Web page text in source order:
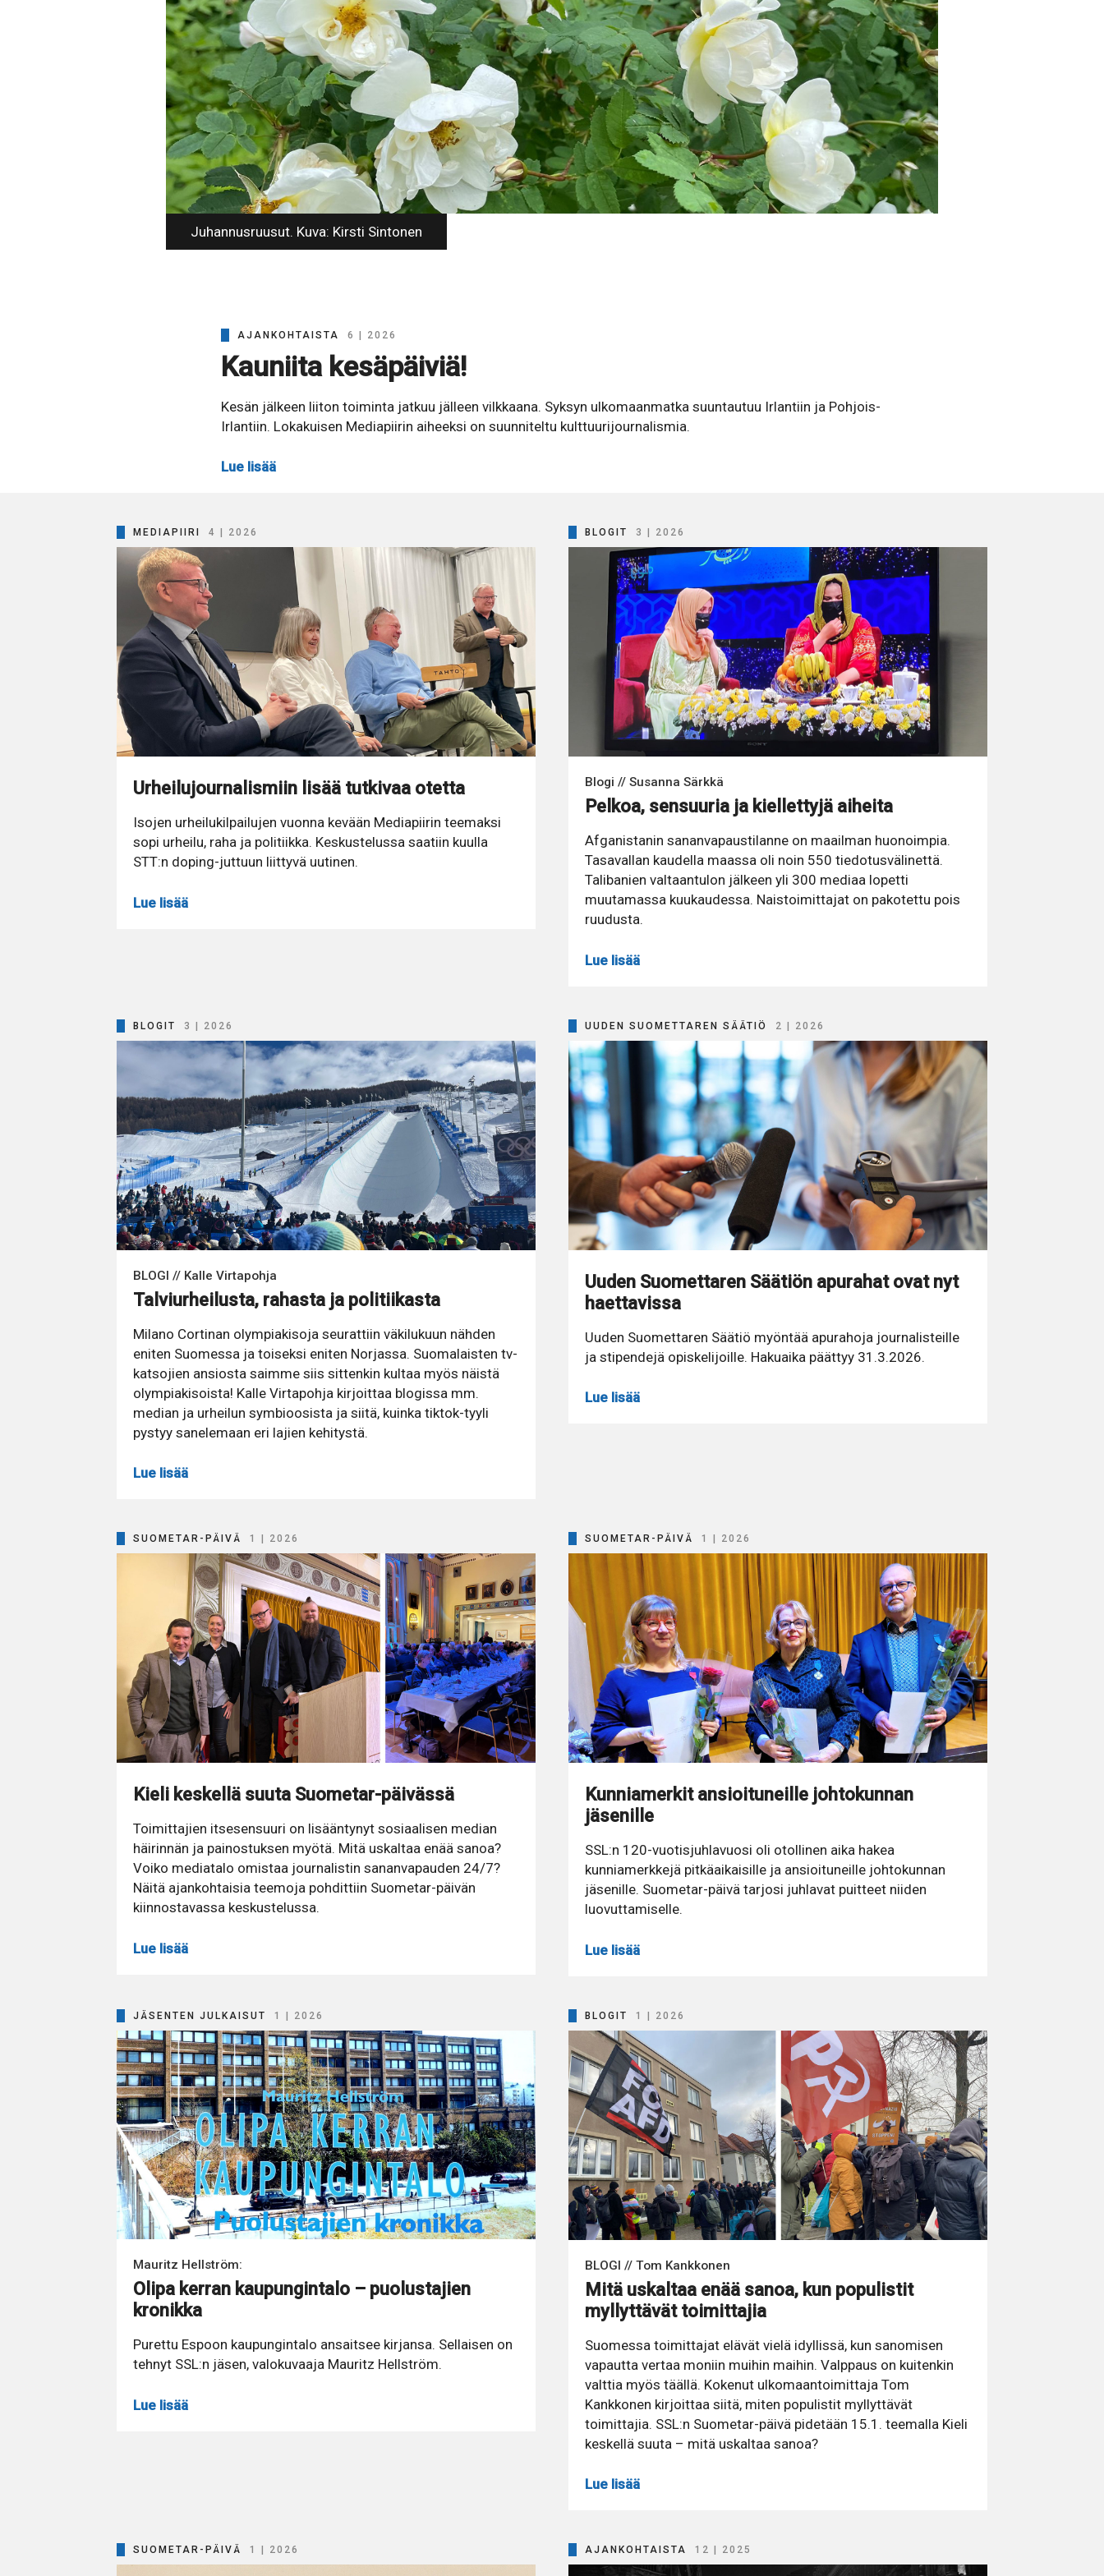
Juhannusruusut. Kuva: Kirsti Sintonen
AJANKOHTAISTA 6 | 2026
Kauniita kesäpäiviä!
Kesän jälkeen liiton toiminta jatkuu jälleen vilkkaana. Syksyn ulkomaanmatka suuntautuu Irlantiin ja Pohjois-
Irlantiin. Lokakuisen Mediapiirin aiheeksi on suunniteltu kulttuurijournalismia.
Lue lisää
MEDIAPIIRI 4 | 2026
Urheilujournalismiin lisää tutkivaa otetta
Isojen urheilukilpailujen vuonna kevään Mediapiirin teemaksi
sopi urheilu, raha ja politiikka. Keskustelussa saatiin kuulla
STT:n doping-juttuun liittyvä uutinen.
Lue lisää
BLOGIT 3 | 2026
Blogi // Susanna Särkkä
Pelkoa, sensuuria ja kiellettyjä aiheita
Afganistanin sananvapaustilanne on maailman huonoimpia.
Tasavallan kaudella maassa oli noin 550 tiedotusvälinettä.
Talibanien valtaantulon jälkeen yli 300 mediaa lopetti
muutamassa kuukaudessa. Naistoimittajat on pakotettu pois
ruudusta.
Lue lisää
BLOGIT 3 | 2026
BLOGI // Kalle Virtapohja
Talviurheilusta, rahasta ja politiikasta
Milano Cortinan olympiakisoja seurattiin väkilukuun nähden
eniten Suomessa ja toiseksi eniten Norjassa. Suomalaisten tv-
katsojien ansiosta saimme siis sittenkin kultaa myös näistä
olympiakisoista! Kalle Virtapohja kirjoittaa blogissa mm.
median ja urheilun symbioosista ja siitä, kuinka tiktok-tyyli
pystyy sanelemaan eri lajien kehitystä.
Lue lisää
UUDEN SUOMETTAREN SÄÄTIÖ 2 | 2026
Uuden Suomettaren Säätiön apurahat ovat nyt
haettavissa
Uuden Suomettaren Säätiö myöntää apurahoja journalisteille
ja stipendejä opiskelijoille. Hakuaika päättyy 31.3.2026.
Lue lisää
SUOMETAR-PÄIVÄ 1 | 2026
Kieli keskellä suuta Suometar-päivässä
Toimittajien itsesensuuri on lisääntynyt sosiaalisen median
häirinnän ja painostuksen myötä. Mitä uskaltaa enää sanoa?
Voiko mediatalo omistaa journalistin sananvapauden 24/7?
Näitä ajankohtaisia teemoja pohdittiin Suometar-päivän
kiinnostavassa keskustelussa.
Lue lisää
SUOMETAR-PÄIVÄ 1 | 2026
Kunniamerkit ansioituneille johtokunnan
jäsenille
SSL:n 120-vuotisjuhlavuosi oli otollinen aika hakea
kunniamerkkejä pitkäaikaisille ja ansioituneille johtokunnan
jäsenille. Suometar-päivä tarjosi juhlavat puitteet niiden
luovuttamiselle.
Lue lisää
JÄSENTEN JULKAISUT 1 | 2026
Mauritz Hellström:
Olipa kerran kaupungintalo – puolustajien
kronikka
Purettu Espoon kaupungintalo ansaitsee kirjansa. Sellaisen on
tehnyt SSL:n jäsen, valokuvaaja Mauritz Hellström.
Lue lisää
BLOGIT 1 | 2026
BLOGI // Tom Kankkonen
Mitä uskaltaa enää sanoa, kun populistit
myllyttävät toimittajia
Suomessa toimittajat elävät vielä idyllissä, kun sanomisen
vapautta vertaa moniin muihin maihin. Valppaus on kuitenkin
valttia myös täällä. Kokenut ulkomaantoimittaja Tom
Kankkonen kirjoittaa siitä, miten populistit myllyttävät
toimittajia. SSL:n Suometar-päivä pidetään 15.1. teemalla Kieli
keskellä suuta – mitä uskaltaa sanoa?
Lue lisää
SUOMETAR-PÄIVÄ 1 | 2026 AJANKOHTAISTA 12 | 2025